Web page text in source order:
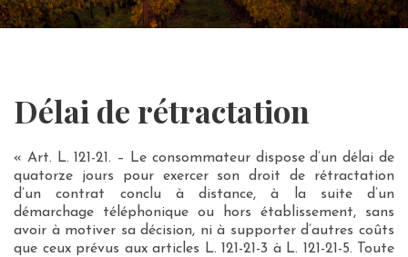
Délai de rétractation
« Art. L. 121-21. – Le consommateur dispose d’un délai de
quatorze jours pour exercer son droit de rétractation
d’un contrat conclu à distance, à la suite d’un
démarchage téléphonique ou hors établissement, sans
avoir à motiver sa décision, ni à supporter d’autres coûts
que ceux prévus aux articles L. 121-21-3 à L. 121-21-5. Toute